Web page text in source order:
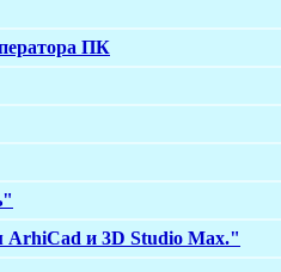
ПК
ArhiCad и 3D Studio Max."